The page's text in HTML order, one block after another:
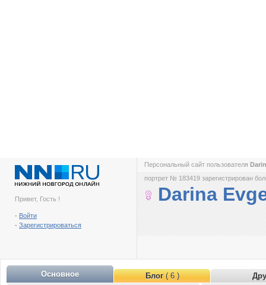
Привет, Гость !
- Войти
- Зарегистрироваться
Персональный сайт пользователя
портрет № 183419 зарегистрирован
Darina
Основное Блог( 6 )